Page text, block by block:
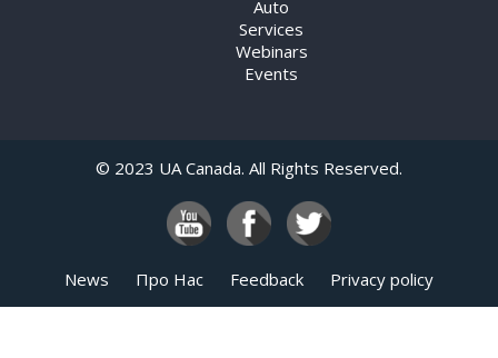
Auto
Services
Webinars
Events
© 2023 UA Canada. All Rights Reserved.
News Про Нас Feedback Privacy policy